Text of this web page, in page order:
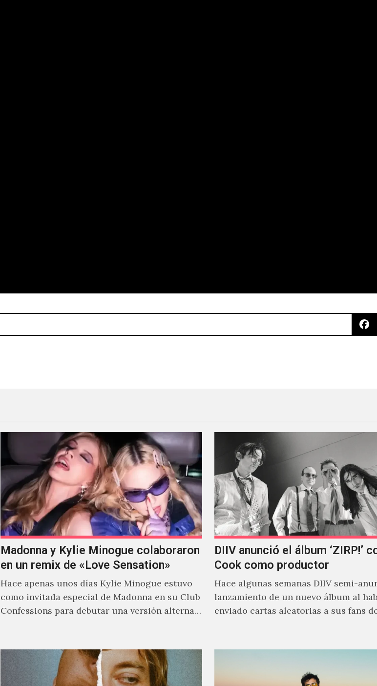
Madonna y Kylie Minogue colaboraron
en un remix de «Love Sensation»
Hace apenas unos días Kylie Minogue estuvo
como invitada especial de Madonna en su Club
Confessions para debutar una versión alterna
DIIV anunció el álbum ‘ZIRP!’
Cook como productor
Hace algunas semanas DIIV semi-
lanzamiento de un nuevo álbum al
enviado cartas aleatorias a sus fans